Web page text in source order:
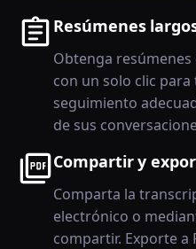
Resúmenes
Obtenga
con un solo clic
seguimiento
de sus
Compartir y
Comparta la
electrónico o
compartir. Exporte a